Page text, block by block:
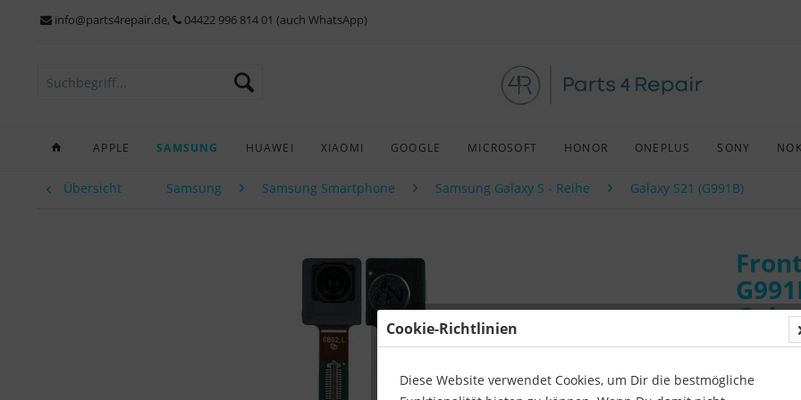
info@parts4repair.de, 04422 996 814 01 (auch WhatsApp)
APPLE SAMSUNG HUAWEI XIAOMI GOOGLE MICROSOFT HONOR ONEPLUS SONY
Übersicht Samsung Samsung Smartphone Samsung Galaxy S - Reihe Galaxy S21 (G991B)
Cookie-Richtlinien
Diese Website verwendet Cookies, um Dir die bestmögliche